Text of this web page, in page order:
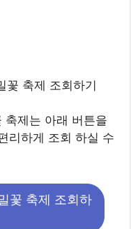
꽃 축제 조회하기
제는 아래 버튼을
리하게 조회 하실 수
꽃 축제 조회하